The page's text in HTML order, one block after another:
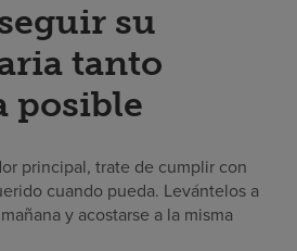
su
tanto
posible
principal, trate de cumplir con
cuando pueda. Levántelos a
y acostarse a la misma